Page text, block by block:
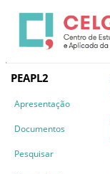
PEAPL2
Apresentação
Documentos
Pesquisar